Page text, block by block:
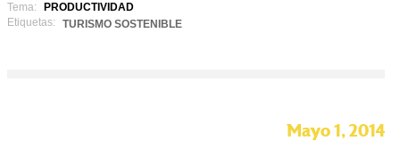
Tema:
PRODUCTIVIDAD
Etiquetas:
TURISMO SOSTENIBLE
Mayo 1, 2014